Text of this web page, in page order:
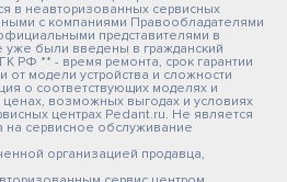
в неавторизованных сервисных
с компаниями Правообладателями
представителями в
уже были введены в гражданский
РФ ** - время ремонта, срок гарантии
от модели устройства и сложности
о соответствующих моделях и
ценах, возможных выгодах и условиях
центрах Pedant.ru. Не является
сервисное обслуживание
организацией продавца,